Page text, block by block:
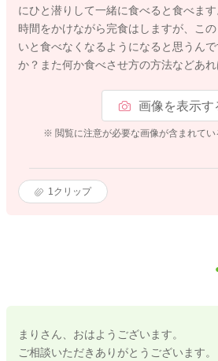
にひと潜りして一緒に食べると食べます
時間をかけながら完食はしますが、こ
いと食べなくなるようになると思うん
か？また何か食べさせ方の方法などあ
画像を表示す
※ 閲覧に注意が必要な画像が含まれてい
1 クリップ
まりさん、おはようございます。
ご相談いただきありがとうございます。